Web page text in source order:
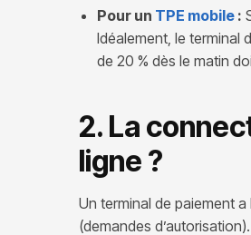
Pour un TPE mobile :
Idéalement, le terminal
de 20 % dès le matin
2. La
ligne ?
Un terminal de paiement
(demandes d’autorisation).